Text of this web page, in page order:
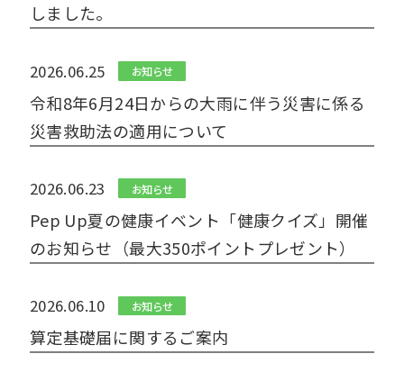
しました。
2026.06.25 お知らせ
令和8年6月24日からの大雨に伴う災害に係る
災害救助法の適用について
2026.06.23 お知らせ
Pep Up夏の健康イベント「健康クイズ」開催
のお知らせ（最大350ポイントプレゼント）
2026.06.10 お知らせ
算定基礎届に関するご案内